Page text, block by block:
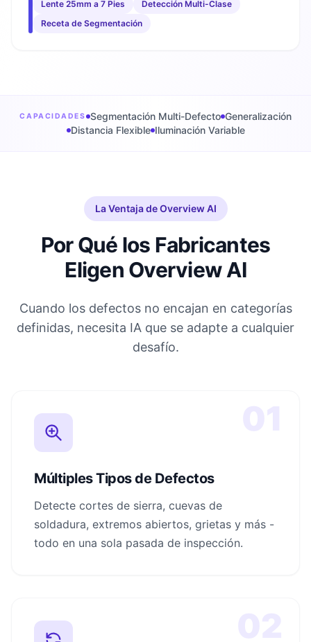
Lente 25mm a 7 Pies
Detección Multi-Clase
Receta de Segmentación
CAPACIDADES Segmentación Multi-Defecto Generalización
Distancia Flexible Iluminación Variable
La Ventaja de Overview AI
Por Qué los Fabricantes
Eligen Overview AI
Cuando los defectos no encajan en categorías
definidas, necesita IA que se adapte a cualquier
desafío.
Múltiples Tipos de Defectos
Detecte cortes de sierra, cuevas de
soldadura, extremos abiertos, grietas y más -
todo en una sola pasada de inspección.